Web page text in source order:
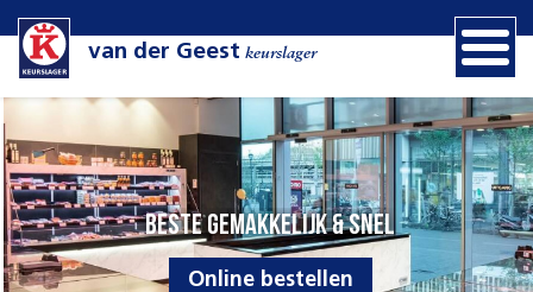
van der Geest keurslager
Beste gemakkelijk & snel
Online bestellen